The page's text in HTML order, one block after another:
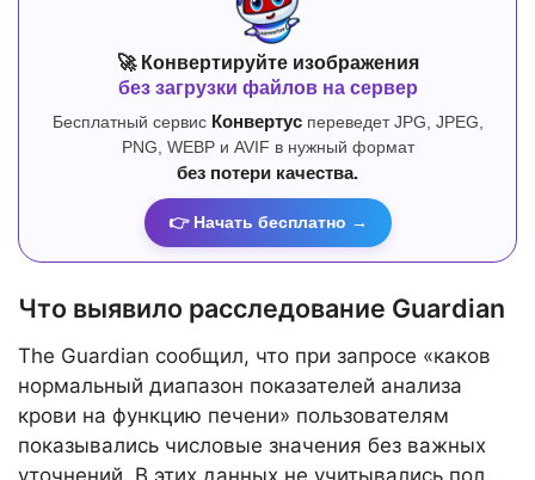
🚀 Конвертируйте изображения
без загрузки файлов на сервер
Бесплатный сервис Конвертуспереведет JPG, JPEG,
PNG, WEBP и AVIF в нужный формат
без потери качества.
👉 Начать бесплатно →
Что выявило расследование Guardian
The Guardian сообщил, что при запросе «каков
нормальный диапазон показателей анализа
крови на функцию печени» пользователям
показывались числовые значения без важных